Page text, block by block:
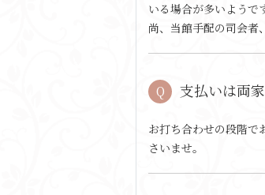
いる場合が多いようで
尚、当館手配の司会者
支払いは両
お打ち合わせの段階で
さいませ。